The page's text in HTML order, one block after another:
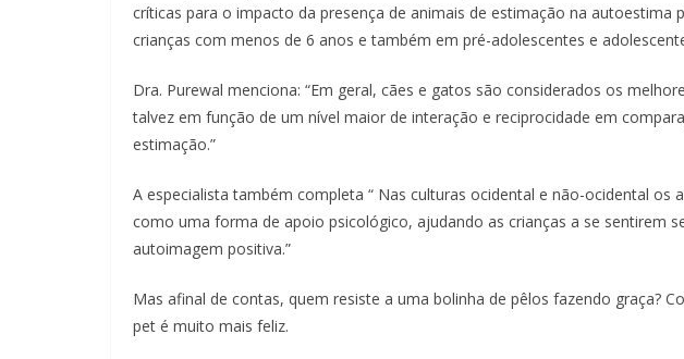
críticas para o impacto da presença de animais de estimação na autoestima
crianças com menos de 6 anos e também em pré-adolescentes e
Dra. Purewal menciona: “Em geral, cães e gatos são considerados os
talvez em função de um nível maior de interação e reciprocidade em
estimação.”
A especialista também completa “ Nas culturas ocidental e não-ocidental os
como uma forma de apoio psicológico, ajudando as crianças a se sentirem
autoimagem positiva.”
Mas afinal de contas, quem resiste a uma bolinha de pêlos fazendo graça?
pet é muito mais feliz.